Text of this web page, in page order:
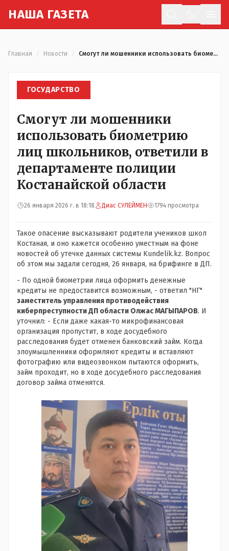
НАША ГАЗЕТА
Главная Новости Смогут ли мошенники использовать биометрию лиц школьников, ответили в департаменте полиции Костанайской области
ГОСУДАРСТВО
Смогут ли мошенники
использовать биометрию
лиц школьников, ответили в
департаменте полиции
Костанайской области
26 января 2026 г. в 18:18 Диас СУЛЕЙМЕН 1794 просмотра
Такое опасение высказывают родители учеников школ
Костаная, и оно кажется особенно уместным на фоне
новостей об утечке данных системы Kundelik.kz. Вопрос
об этом мы задали сегодня, 26 января, на брифинге в ДП.
- По одной биометрии лица оформить денежные
кредиты не предоставится возможным, - ответил "НГ"
заместитель управления противодействия
киберпреступности ДП области Олжас МАГЫПАРОВ. И
уточнил: - Если даже какая-то микрофинансовая
организация пропустит, в ходе досудебного
расследования будет отменен банковский займ. Когда
злоумышленники оформляют кредиты и вставляют
фотографию или видеозвонком пытаются оформить,
займ проходит, но в ходе досудебного расследования
договор займа отменятся.